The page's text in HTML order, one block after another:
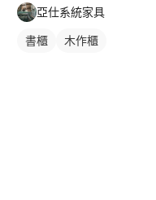
亞仕系統家具
書櫃 木作櫃